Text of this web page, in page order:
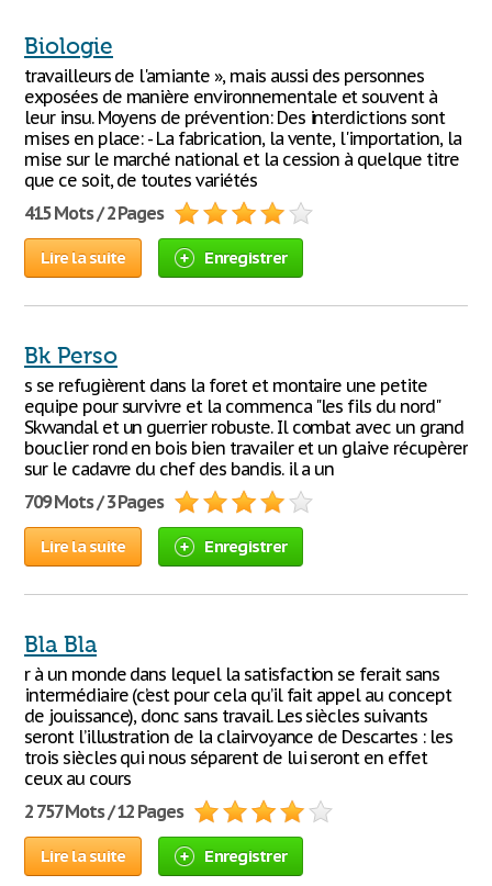
Biologie
travailleurs de l'amiante », mais aussi des personnes
exposées de manière environnementale et souvent à
leur insu. Moyens de prévention: Des interdictions sont
mises en place: - La fabrication, la vente, l'importation, la
mise sur le marché national et la cession à quelque titre
que ce soit, de toutes variétés
415 Mots / 2 Pages
Lire la suite Enregistrer
Bk Perso
s se refugièrent dans la foret et montaire une petite
equipe pour survivre et la commenca "les fils du nord"
Skwandal et un guerrier robuste. Il combat avec un grand
bouclier rond en bois bien travailer et un glaive récupèrer
sur le cadavre du chef des bandis. il a un
709 Mots / 3 Pages
Lire la suite Enregistrer
Bla Bla
r à un monde dans lequel la satisfaction se ferait sans
intermédiaire (c’est pour cela qu’il fait appel au concept
de jouissance), donc sans travail. Les siècles suivants
seront l’illustration de la clairvoyance de Descartes : les
trois siècles qui nous séparent de lui seront en effet
ceux au cours
2 757 Mots / 12 Pages
Lire la suite Enregistrer